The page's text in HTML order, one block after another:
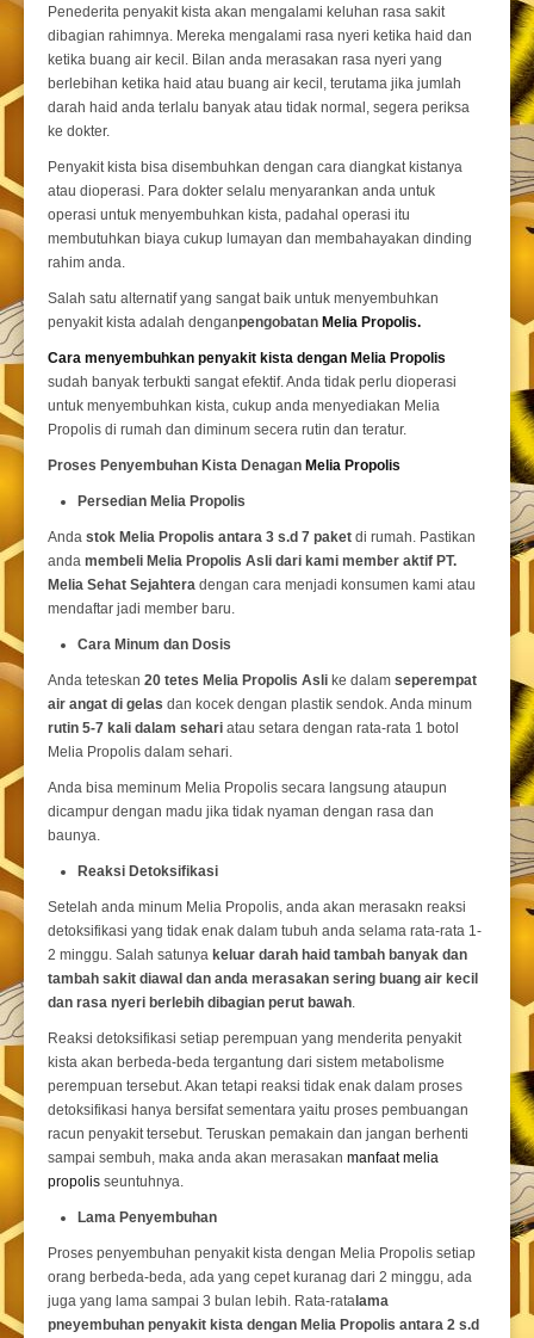
Penederita penyakit kista akan mengalami keluhan rasa sakit
dibagian rahimnya. Mereka mengalami rasa nyeri ketika haid dan
ketika buang air kecil. Bilan anda merasakan rasa nyeri yang
berlebihan ketika haid atau buang air kecil, terutama jika jumlah
darah haid anda terlalu banyak atau tidak normal, segera periksa
ke dokter.
Penyakit kista bisa disembuhkan dengan cara diangkat kistanya
atau dioperasi. Para dokter selalu menyarankan anda untuk
operasi untuk menyembuhkan kista, padahal operasi itu
membutuhkan biaya cukup lumayan dan membahayakan dinding
rahim anda.
Salah satu alternatif yang sangat baik untuk menyembuhkan
penyakit kista adalah denganpengobatan Melia Propolis.
Cara menyembuhkan penyakit kista dengan Melia Propolis
sudah banyak terbukti sangat efektif. Anda tidak perlu dioperasi
untuk menyembuhkan kista, cukup anda menyediakan Melia
Propolis di rumah dan diminum secera rutin dan teratur.
Proses Penyembuhan Kista Denagan Melia Propolis
Persedian Melia Propolis
Anda stok Melia Propolis antara 3 s.d 7 paket di rumah. Pastikan
anda membeli Melia Propolis Asli dari kami member aktif PT.
Melia Sehat Sejahtera dengan cara menjadi konsumen kami atau
mendaftar jadi member baru.
Cara Minum dan Dosis
Anda teteskan 20 tetes Melia Propolis Asli ke dalam seperempat
air angat di gelas dan kocek dengan plastik sendok. Anda minum
rutin 5-7 kali dalam sehari atau setara dengan rata-rata 1 botol
Melia Propolis dalam sehari.
Anda bisa meminum Melia Propolis secara langsung ataupun
dicampur dengan madu jika tidak nyaman dengan rasa dan
baunya.
Reaksi Detoksifikasi
Setelah anda minum Melia Propolis, anda akan merasakn reaksi
detoksifikasi yang tidak enak dalam tubuh anda selama rata-rata 1-
2 minggu. Salah satunya keluar darah haid tambah banyak dan
tambah sakit diawal dan anda merasakan sering buang air kecil
dan rasa nyeri berlebih dibagian perut bawah
Reaksi detoksifikasi setiap perempuan yang menderita penyakit
kista akan berbeda-beda tergantung dari sistem metabolisme
perempuan tersebut. Akan tetapi reaksi tidak enak dalam proses
detoksifikasi hanya bersifat sementara yaitu proses pembuangan
racun penyakit tersebut. Teruskan pemakain dan jangan berhenti
sampai sembuh, maka anda akan merasakan manfaat melia
propolis seuntuhnya.
Lama Penyembuhan
Proses penyembuhan penyakit kista dengan Melia Propolis setiap
orang berbeda-beda, ada yang cepet kuranag dari 2 minggu, ada
juga yang lama sampai 3 bulan lebih. Rata-ratalama
pneyembuhan penyakit kista dengan Melia Propolis antara 2 s.d